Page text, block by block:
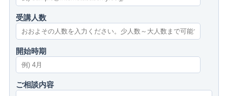
受講人数
開始時期
ご相談内容